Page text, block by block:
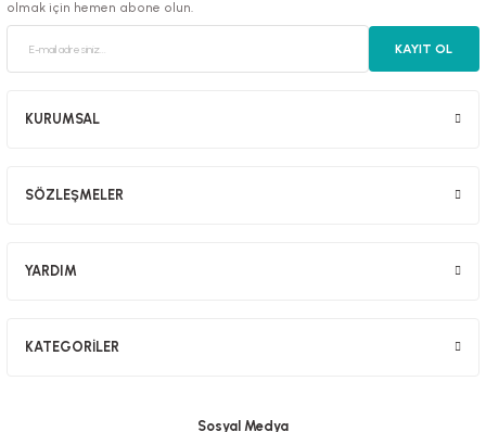
olmak için hemen abone olun.
KAYIT OL
KURUMSAL
SÖZLEŞMELER
YARDIM
KATEGORİLER
Sosyal Medya